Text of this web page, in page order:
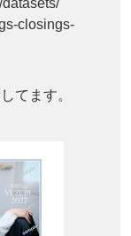
datasets/
closings-
てます。